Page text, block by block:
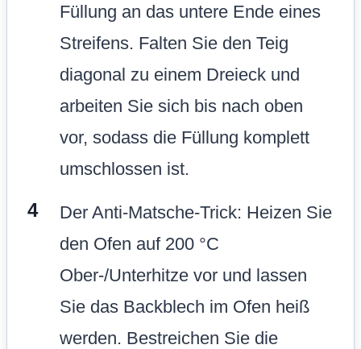
Füllung an das untere Ende eines
Streifens. Falten Sie den Teig
diagonal zu einem Dreieck und
arbeiten Sie sich bis nach oben
vor, sodass die Füllung komplett
umschlossen ist.
Der Anti-Matsche-Trick: Heizen Sie
den Ofen auf 200 °C
Ober-/Unterhitze vor und lassen
Sie das Backblech im Ofen heiß
werden. Bestreichen Sie die